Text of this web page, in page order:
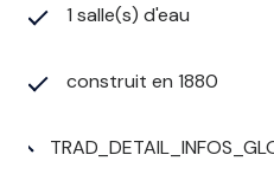
1 salle(s) d'eau
construit en 1880